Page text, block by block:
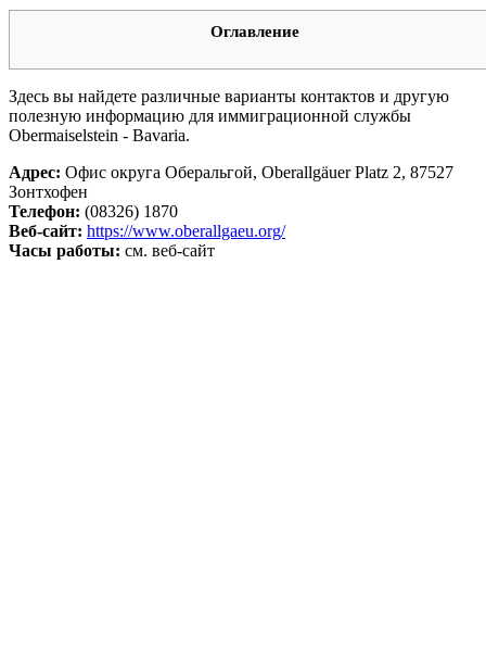
Оглавление
Здесь вы найдете различные варианты контактов и другую
полезную информацию для иммиграционной службы
Obermaiselstein - Bavaria.
Адрес: Офис округа Оберальгой, Oberallgäuer Platz 2, 87527
Зонтхофен
Телефон: (08326) 1870
Веб-сайт: https://www.oberallgaeu.org/
Часы работы: см. веб-сайт